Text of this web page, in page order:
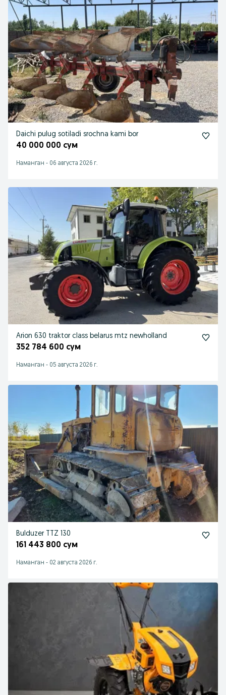
Daichi pulug sotiladi srochna kami bor
40 000 000 сум
Наманган - 06 августа 2026 г.
Arion 630 traktor class belarus mtz newholland
352 784 600 сум
Наманган - 05 августа 2026 г.
Bulduzer TTZ 130
161 443 800 сум
Наманган - 02 августа 2026 г.